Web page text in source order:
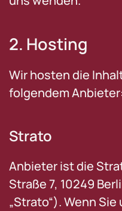
2. Hosting
Wir hosten die
folgendem
Strato
Anbieter ist die
Straße 7, 10249
„Strato“). Wenn